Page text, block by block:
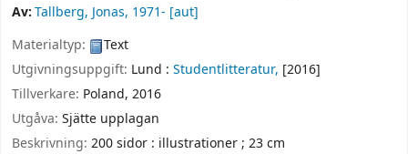
Av:Tallberg, Jonas, 1971- [aut]
Materialtyp:
Text
Utgivningsuppgift: Lund : Studentlitteratur, [2016]
Tillverkare: Poland, 2016
Utgåva: Sjätte upplagan
Beskrivning: 200 sidor : illustrationer ; 23 cm